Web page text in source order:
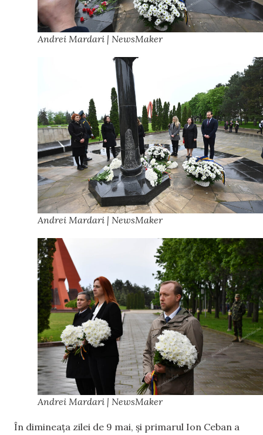
Andrei Mardari | NewsMaker
Andrei Mardari | NewsMaker
Andrei Mardari | NewsMaker
În dimineața zilei de 9 mai, și primarul Ion Ceban a